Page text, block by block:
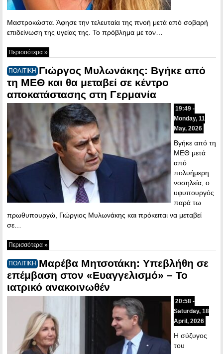
Μαστροκώστα. Άφησε την τελευταία της πνοή μετά από σοβαρή
επιδείνωση της υγείας της. Το πρόβλημα με τον…
Περισσότερα »
ΠΟΛΙΤΙΚΗ Γιώργος Μυλωνάκης: Βγήκε από
τη ΜΕΘ και θα μεταβεί σε κέντρο
αποκατάστασης στη Γερμανία
19:49 -
Monday, 11
May, 2026
Βγήκε από τη
ΜΕΘ μετά
από
πολυήμερη
νοσηλεία, ο
υφυπουργός
παρά τω
πρωθυπουργώ, Γιώργιος Μυλωνάκης και πρόκειται να μεταβεί
σε…
Περισσότερα »
ΠΟΛΙΤΙΚΗ Μαρέβα Μητσοτάκη: Υπεβλήθη σε
επέμβαση στον «Ευαγγελισμό» – Το
ιατρικό ανακοινωθέν
20:58 -
Saturday, 18
April, 2026
Η σύζυγος
του